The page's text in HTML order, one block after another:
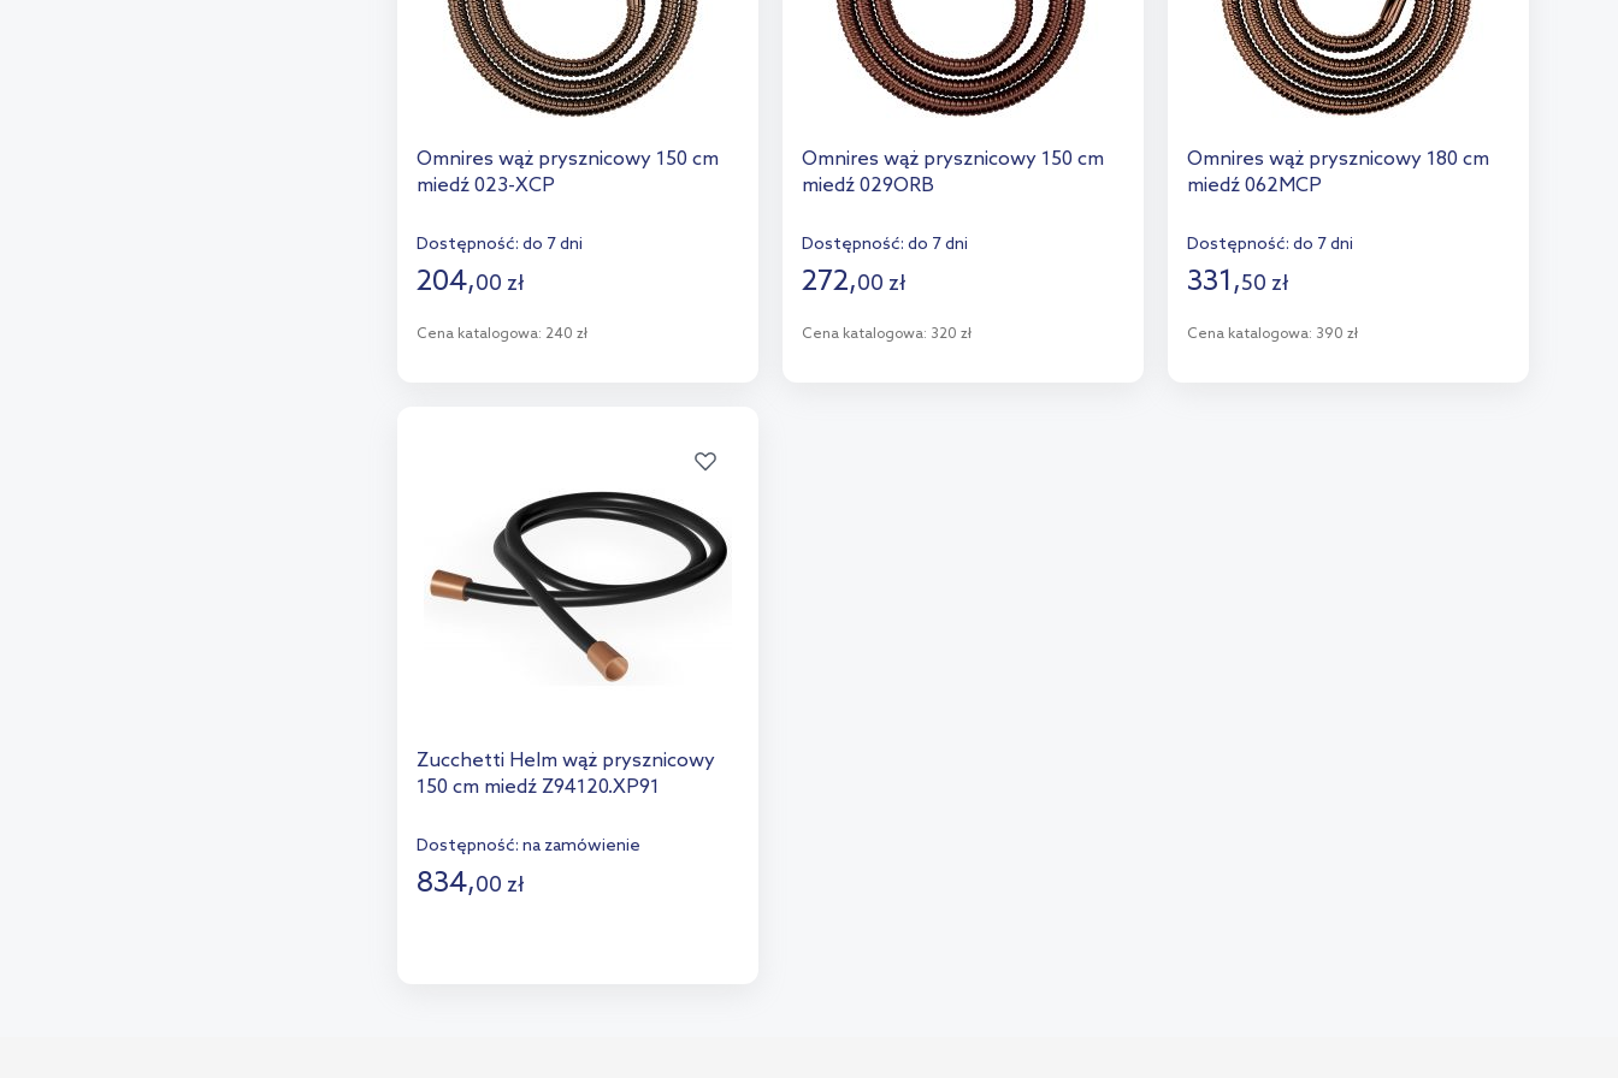
Omnires wąż prysznicowy 150 cm
miedź 023-XCP
Dostępność: do 7 dni
204,00 zł
Cena katalogowa: 240 zł
Omnires wąż prysznicowy 150 cm
miedź 029ORB
Dostępność: do 7 dni
272,00 zł
Cena katalogowa: 320 zł
Omnires wąż prysznicowy 180 cm
miedź 062MCP
Dostępność: do 7 dni
331,50 zł
Cena katalogowa: 390 zł
Zucchetti Helm wąż prysznicowy
150 cm miedź Z94120.XP91
Dostępność: na zamówienie
834,00 zł